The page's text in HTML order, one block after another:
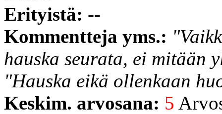
Erityistä: --
Kommentteja yms.:
hauska seurata, ei mitään
"Hauska eikä ollenkaan
Keskim. arvosana: 5